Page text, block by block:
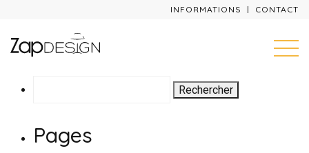
INFORMATIONS CONTACT
Pages